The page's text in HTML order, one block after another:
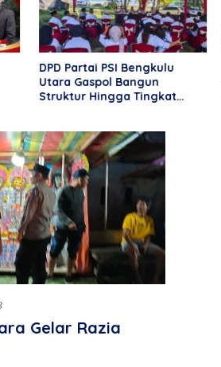
DPD Partai PSI Bengkulu
Utara Gaspol Bangun
Struktur Hingga Tingkat
Gelar Razia